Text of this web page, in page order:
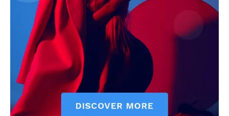
Facebook
X WhatsApp
Share